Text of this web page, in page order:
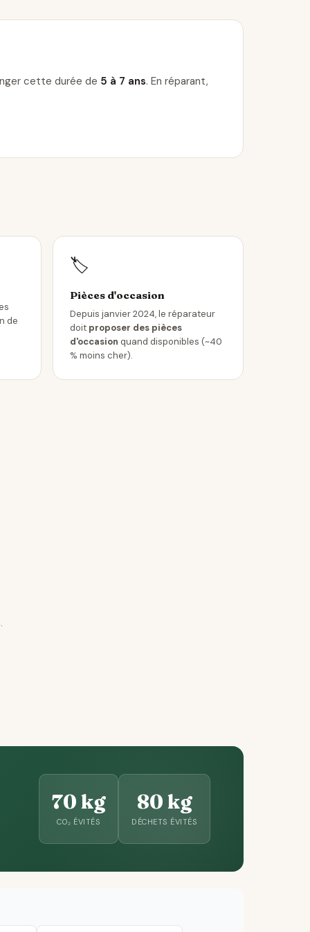
cette durée de 5 à 7 ans. En réparant,
de
🏷️
Pièces d'occasion
Depuis janvier 2024, le réparateur
doit proposer des pièces
d'occasion quand disponibles (~40
% moins cher).
70 kg
CO₂ ÉVITÉS
80 kg
DÉCHETS ÉVITÉS